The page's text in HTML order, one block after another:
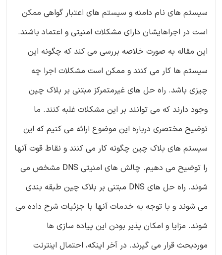
سیستم های نام دامنه و سیستم های اعتبار گواهی ممکن
است در اجراهایشان دارای مشکلات امنیتی و اعتماد باشند.
این مقاله به صورت خلاصه بررسی می کند که چگونه این
سیستم ها کار می کنند و ممکن است مشکلات اجرا چه
چیزی باشد. راه حل های غیرمتمرکز مبتنی بر بلاک چین
وجود دارند که می توانند بر این مشکلات غلبه کنند. ما
توضیح مختصری درباره این موضوع ارائه می کنیم که این
سیستم های بلاک چین چگونه کار می کنند و نقاط قوت آنها
را توضیح می دهیم. چالش های امنیتی DNS مشخص می
شوند. راه حل های DNS مبتنی بر بلاک چین طبقه بندی
می شوند و با توجه به خدمات آنها با جزئیات شرح داده می
شوند. مزایا و امکان پذیر بودن این پیاده سازی ها
موردبحث قرار می گیرند. در آخر اینکه، احتمال اینترنت